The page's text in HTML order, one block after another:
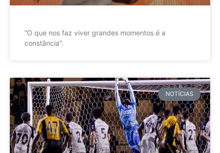
”O que nos faz viver grandes momentos é a
constância”.
NOTÍCIAS